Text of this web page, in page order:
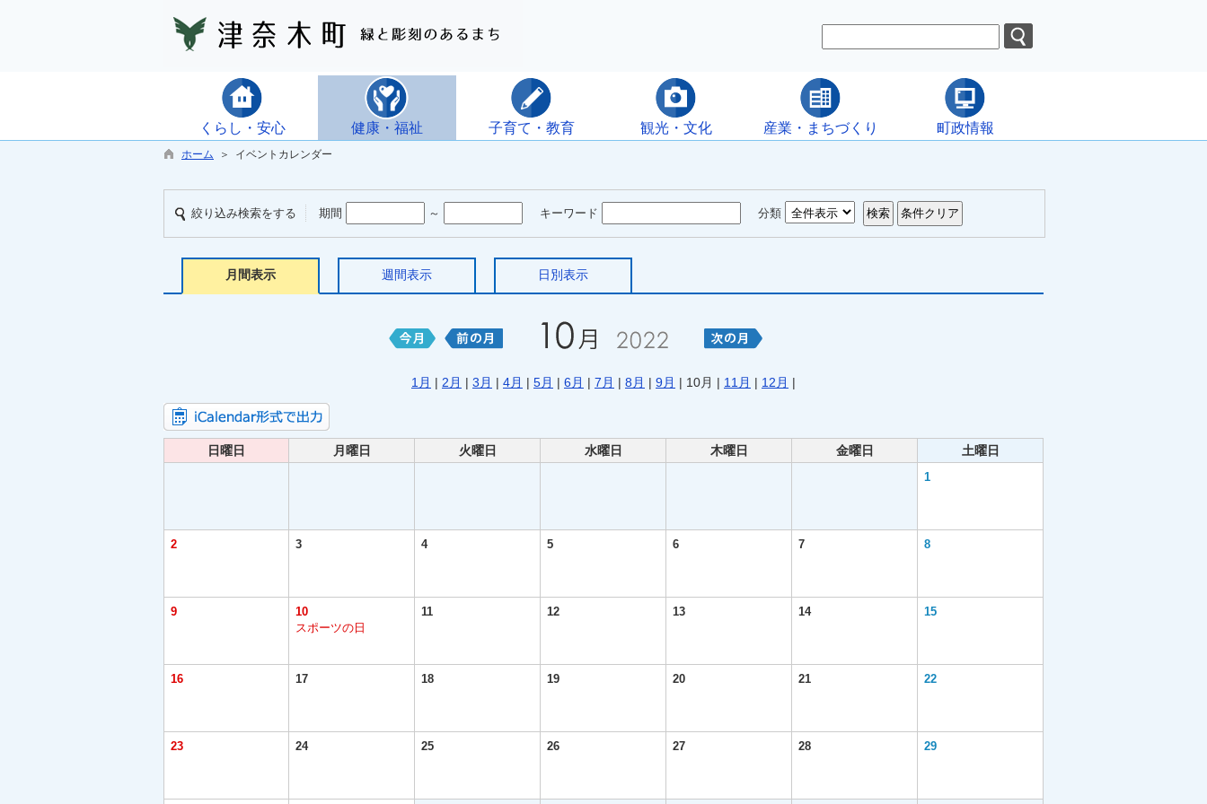
くらし・安心 健康・福祉 子育て・教育 観光・文化 産業・まちづくり 町政情報
ホーム ＞ イベントカレンダー
絞り込み検索をする 期間 ～ キーワード 分類
月間表示 週間表示 日別表示
1月 | 2月 | 3月 | 4月 | 5月 | 6月 | 7月 | 8月 | 9月 | 10月 | 11月 | 12月 |
日曜日 月曜日 火曜日 水曜日 木曜日 金曜日 土曜日
1
2 3 4 5 6 7 8
9
10
スポーツの日
11 12 13 14 15
16 17 18 19 20 21 22
23 24 25 26 27 28 29